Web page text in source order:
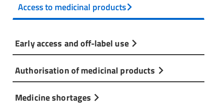
Access to medicinal products
Early access and off-label use
Authorisation of medicinal products
Medicine shortages